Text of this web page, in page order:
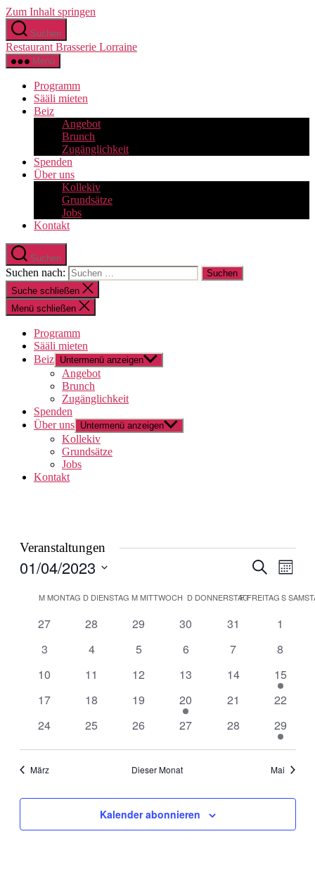
Zum Inhalt springen
Suchen
Restaurant Brasserie Lorraine
Menü
Programm
Sääli mieten
Beiz
Angebot
Brunch
Zugänglichkeit
Spenden
Über uns
Kollekiv
Grundsätze
Jobs
Kontakt
Suchen
Suchen nach:
Suche schließen
Menü schließen
Programm
Sääli mieten
Beiz Untermenü anzeigen
Angebot
Brunch
Zugänglichkeit
Spenden
Über uns Untermenü anzeigen
Kollekiv
Grundsätze
Jobs
Kontakt
Veranstaltungen
und
Suche
Monat
01/04/2023
wählen.
Kalender
von
MMONTAG D DIENSTAG MMITTWOCH D DONNERSTAG
FFREITAGS
0
27
0
28
0
29
0
30
0
31
0
1
0
3
0
4
0
5
0
6
0
7
0
8
0
10
0
11
0
12
0
13
0
Veranstaltungen
14
1
15
0
17
0
18
0
Veranstaltungen
19
1
Veranstaltung
20
0
21
0
22
0
24
0
25
0
26
0
27
0
Veranstaltungen
28
1
29
März Dieser Monat Mai
Kalender abonnieren